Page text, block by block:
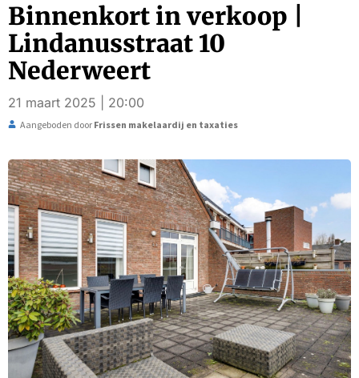
Binnenkort in verkoop |
Lindanusstraat 10
Nederweert
21 maart 2025 | 20:00
Aangeboden door Frissen makelaardij en taxaties